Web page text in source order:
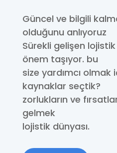
Güncel ve bilgili
olduğunu anlıyoruz
Sürekli gelişen
önem taşıyor. bu
size yardımcı olmak
kaynaklar seçtik?
zorlukların ve
gelmek
lojistik dünyası.